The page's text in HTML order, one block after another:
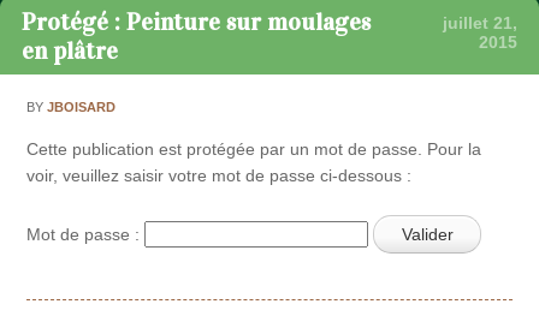
Passer au contenu
Protégé : Peinture sur moulages
en plâtre
juillet 21,
2015
BYJBOISARD
Cette publication est protégée par un mot de passe. Pour la
voir, veuillez saisir votre mot de passe ci-dessous :
Mot de passe :